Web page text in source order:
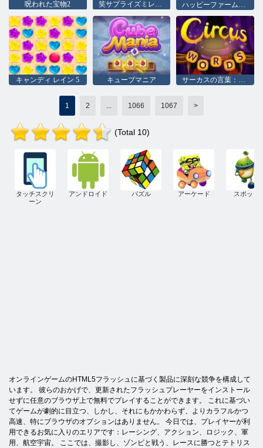
呪われた宝物2 ハッピーファーム作物
キャンディ レイン 5 キューブマニア
1 2 1066 1067 >
(Total 10)
タッチスクリ
ーン
アンドロイド パズル アーケード スポット
オンラインゲームのHTML5フラッシュに基づく製品に深刻な競争を構成して
います。 彼らのおかげで、更新されたフラッシュプレーヤーをインストール
せずに任意のブラウザ上で無料でプレイすることができます。 これに基づい
てゲームが劇的に目立つ、しかし、それにもかかわらず、よりカラフルかつ
高速、特にブラウザのオプションはありません。 今日では、プレイヤーが利
用できるお気に入りのエリアです：レーシング、アクション、ロジック、軍
用、航空宇宙。 ここでは、撮影し、ゾンビと戦う、レースに勝つとテトリス